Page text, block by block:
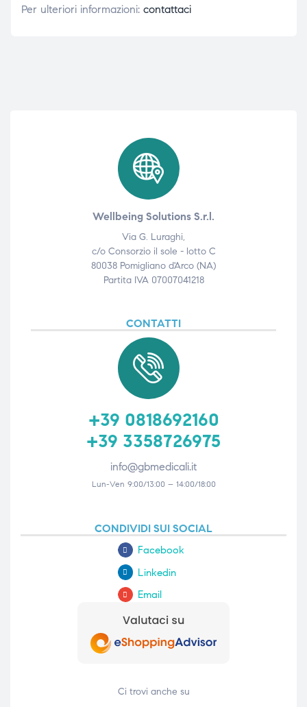
Per ulteriori informazioni: contattaci
Wellbeing Solutions S.r.l.
Via G. Luraghi,
c/o Consorzio il sole - lotto C
80038 Pomigliano d'Arco (NA)
Partita IVA 07007041218
CONTATTI
+39 0818692160
+39 3358726975
info@gbmedicali.it
Lun-Ven 9:00/13:00 – 14:00/18:00
CONDIVIDI SUI SOCIAL
Facebook
Linkedin
Email
Ci trovi anche su